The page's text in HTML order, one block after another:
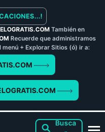
También en
Recuerde que administramos
+ Explorar Sitios (ó) ir a: